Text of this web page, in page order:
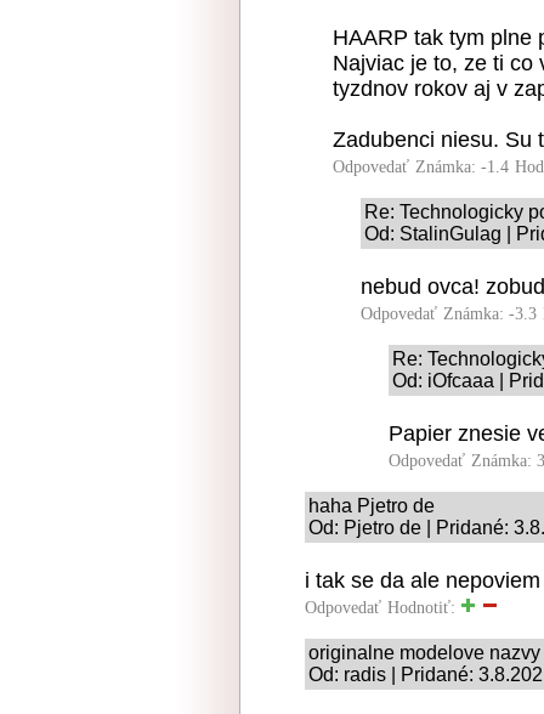
HAARP tak tym plne
Najviac je to, ze ti co
tyzdnov rokov aj v
Zadubenci niesu. Su
Odpovedať Známka: -1.4
Re: Technologicky
Od: StalinGulag |
nebud ovca!
Odpovedať Známka: -3.3
Re:
Od: iOfcaaa |
Papier znesie
Odpovedať Známka:
haha Pjetro de
Od: Pjetro de | Pridané:
i tak se da ale
Odpovedať Hodnotiť:
originalne modelove
Od: radis | Pridané: